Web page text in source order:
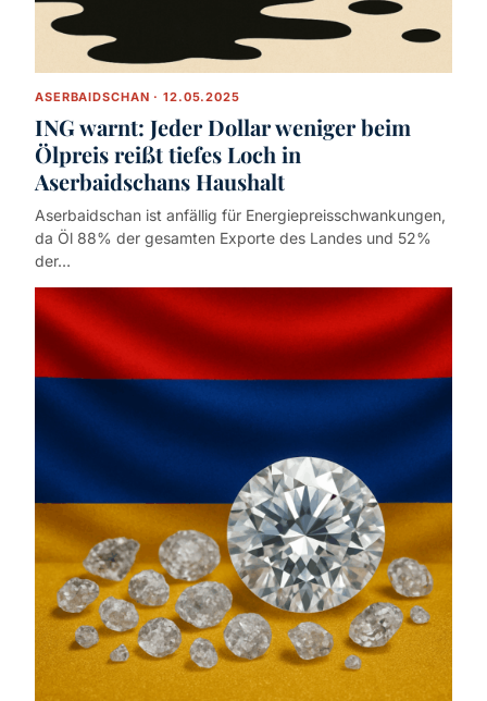
ASERBAIDSCHAN · 12.05.2025
ING warnt: Jeder Dollar weniger beim
Ölpreis reißt tiefes Loch in
Aserbaidschans Haushalt
Aserbaidschan ist anfällig für Energiepreisschwankungen,
da Öl 88% der gesamten Exporte des Landes und 52%
der…